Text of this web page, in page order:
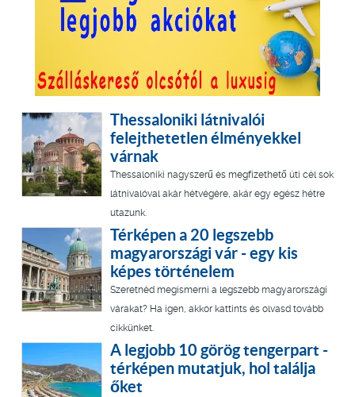
Thessaloniki látnivalói
felejthetetlen élményekkel
várnak
Thessaloniki nagyszerű és megfizethető úti cél sok
látnivalóval akár hétvégére, akár egy egész hétre
utazunk.
Térképen a 20 legszebb
magyarországi vár - egy kis
képes történelem
Szeretnéd megismerni a legszebb magyarországi
várakat? Ha igen, akkor kattints és olvasd tovább
cikkünket.
A legjobb 10 görög tengerpart -
térképen mutatjuk, hol találja
őket